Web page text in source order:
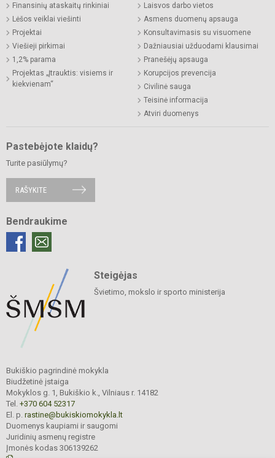
Finansinių ataskaitų rinkiniai
Lėšos veiklai viešinti
Projektai
Viešieji pirkimai
1,2% parama
Projektas „Įtrauktis: visiems ir
kiekvienam“
Laisvos darbo vietos
Asmens duomenų apsauga
Konsultavimasis su visuomene
Dažniausiai užduodami klausimai
Pranešėjų apsauga
Korupcijos prevencija
Civilinė sauga
Teisinė informacija
Atviri duomenys
Pastebėjote klaidų?
Turite pasiūlymų?
RAŠYKITE
Bendraukime
Steigėjas
Švietimo, mokslo ir sporto ministerija
Bukiškio pagrindinė mokykla
Biudžetinė įstaiga
Mokyklos g. 1, Bukiškio k., Vilniaus r. 14182
Tel. +370 604 52317
El. p. rastine@bukiskiomokykla.lt
Duomenys kaupiami ir saugomi
Juridinių asmenų registre
Įmonės kodas 306139262